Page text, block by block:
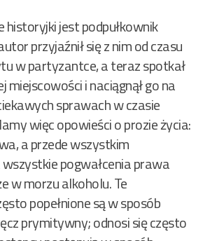
historyjki jest podpułkownik
przyjaźnił się z nim od czasu
w partyzantce, a teraz spotkał
miejscowości i naciągnął go na
sprawach w czasie
więc opowieści o prozie życia:
a przede wszystkim
pogwałcenia prawa
w morzu alkoholu. Te
popełnione są w sposób
prymitywny; odnosi się często